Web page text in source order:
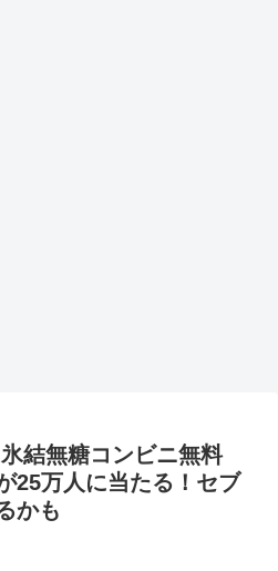
結無糖コンビニ無料
25万人に当たる！セブ
かも